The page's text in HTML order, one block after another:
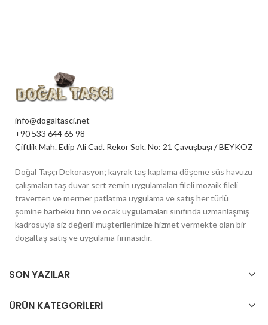
info@dogaltasci.net
+90 533 644 65 98
Çiftlik Mah. Edip Ali Cad. Rekor Sok. No: 21 Çavuşbaşı / BEYKOZ
Doğal Taşçı Dekorasyon; kayrak taş kaplama döşeme süs havuzu
çalışmaları taş duvar sert zemin uygulamaları fileli mozaik fileli
traverten ve mermer patlatma uygulama ve satış her türlü
şömine barbekü fırın ve ocak uygulamaları sınıfında uzmanlaşmış
kadrosuyla siz değerli müşterilerimize hizmet vermekte olan bir
dogaltaş satış ve uygulama firmasıdır.
SON YAZILAR
ÜRÜN KATEGORILERI